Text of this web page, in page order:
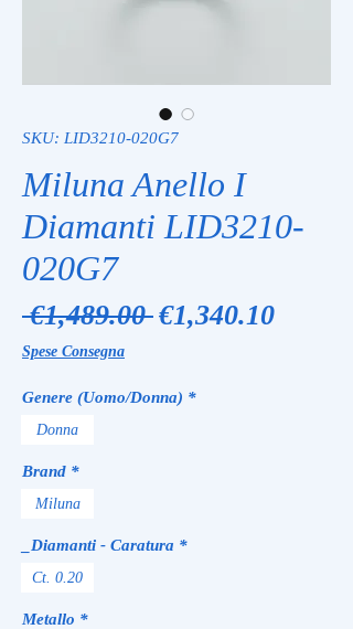
SKU: LID3210-020G7
Miluna Anello I
Diamanti LID3210-
020G7
€1,489.00 Regular
€1,340.10Sale
Spese Consegna
Genere (Uomo/Donna) *
Donna
Brand *
Miluna
_Diamanti - Caratura *
Ct. 0.20
Metallo *